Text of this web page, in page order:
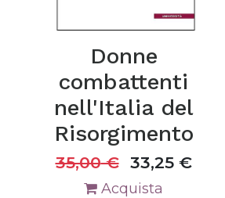
Donne
combattenti
nell'Italia del
Risorgimento
35,00€ 33,25€
Acquista